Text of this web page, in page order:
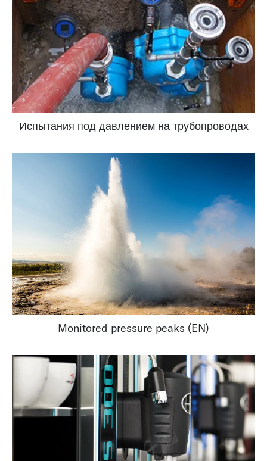
Испытания под давлением на трубопроводах
Monitored pressure peaks (EN)